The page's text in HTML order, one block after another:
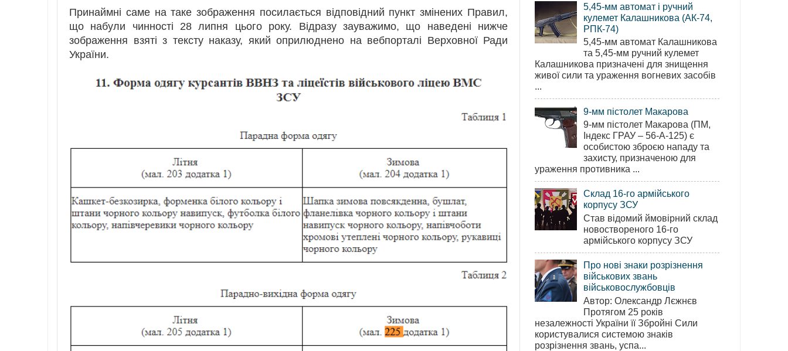
Принаймні саме на таке зображення посилається відповідний пункт змінених Правил,
що набули чинності 28 липня цього року. Відразу зауважимо, що наведені нижче
зображення взяті з тексту наказу, який оприлюднено на вебпорталі Верховної Ради
України.
5,45-мм автомат і ручний
кулемет Калашникова (АК-74,
РПК-74)
5,45-мм автомат Калашникова
та 5,45-мм ручний кулемет
Калашникова призначені для знищення
живої сили та ураження вогневих засобів
...
9-мм пістолет Макарова
9-мм пістолет Макарова (ПМ,
Індекс ГРАУ – 56-А-125) є
особистою зброєю нападу та
захисту, призначеною для
ураження противника ...
Склад 16-го армійського
корпусу ЗСУ
Став відомий ймовірний склад
новоствореного 16-го
армійського корпусу ЗСУ
Про нові знаки розрізнення
військових звань
військовослужбовців
Автор: Олександр Лєжнєв
Протягом 25 років
незалежності України її Збройні Сили
користувалися системою знаків
розрізнення звань, успа...